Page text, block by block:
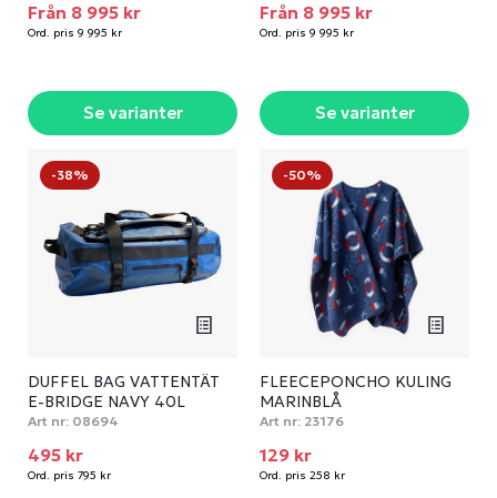
Från 8 995 kr
Ord. pris 9 995 kr
Se varianter
Från 8 995 kr
Ord. pris 9 995 kr
Se varianter
-38%
DUFFEL BAG VATTENTÄT
E-BRIDGE NAVY 40L
Art nr: 08694
495 kr
Ord. pris 795 kr
-50%
FLEECEPONCHO KULING
MARINBLÅ
Art nr: 23176
129 kr
Ord. pris 258 kr